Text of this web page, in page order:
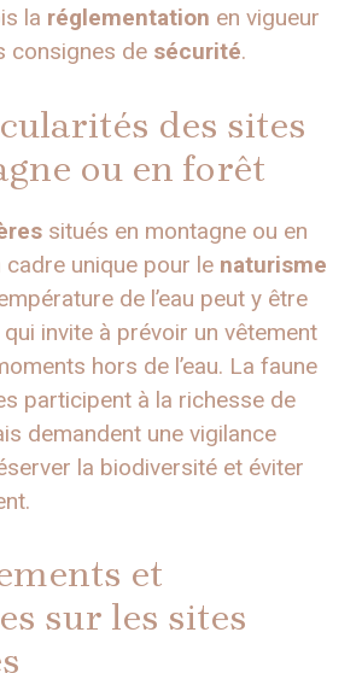
la réglementation en vigueur
consignes de sécurité.
des sites
ou en forêt
situés en montagne ou en
unique pour le naturisme
de l’eau peut y être
invite à prévoir un vêtement
hors de l’eau. La faune
participent à la richesse de
demandent une vigilance
la biodiversité et éviter
et
sur les sites